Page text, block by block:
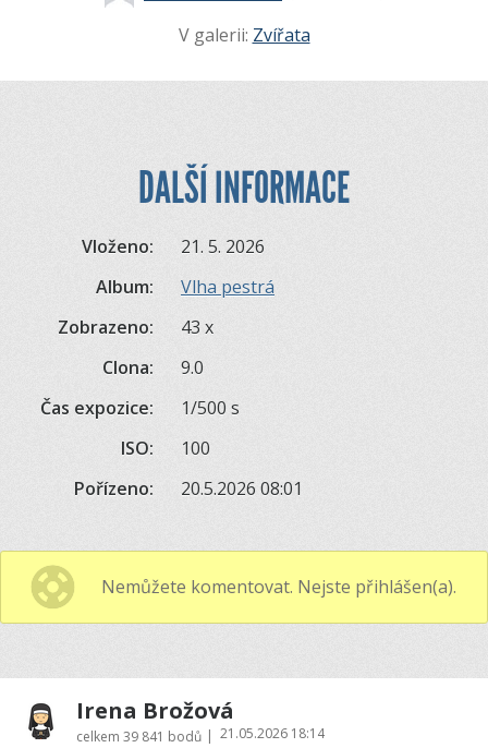
V galerii: Zvířata
DALŠÍ INFORMACE
Vloženo:
21. 5. 2026
Album:
Vlha pestrá
Zobrazeno:
43 x
Clona:
9.0
Čas expozice:
1/500 s
ISO:
100
Pořízeno:
20.5.2026 08:01
Nemůžete komentovat. Nejste přihlášen(a).
Irena Brožová
celkem 39 841 bodů | 21.05.2026 18:14